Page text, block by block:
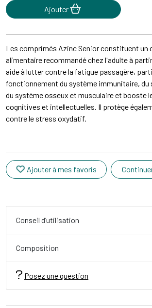
Ajouter
Les comprimés Azinc Senior constituent un
alimentaire recommandé chez l'adulte à
aide à lutter contre la fatigue passagère,
fonctionnement du système immunitaire, du
du système osseux et musculaire et booste
cognitives et intellectuelles. Il protège
contre le stress oxydatif.
Ajouter à mes favoris
Conseil d’utilisation
Composition
Posez une question